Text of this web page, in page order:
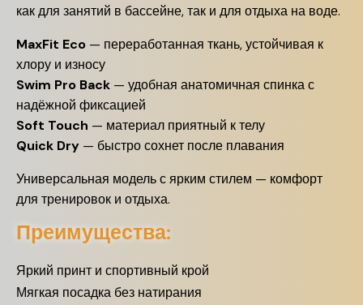
как для занятий в бассейне, так и для отдыха на воде.
MaxFit Eco — переработанная ткань, устойчивая к
хлору и износу
Swim Pro Back — удобная анатомичная спинка с
надёжной фиксацией
Soft Touch — материал приятный к телу
Quick Dry — быстро сохнет после плавания
Универсальная модель с ярким стилем — комфорт
для тренировок и отдыха.
Преимущества:
Яркий принт и спортивный крой
Мягкая посадка без натирания